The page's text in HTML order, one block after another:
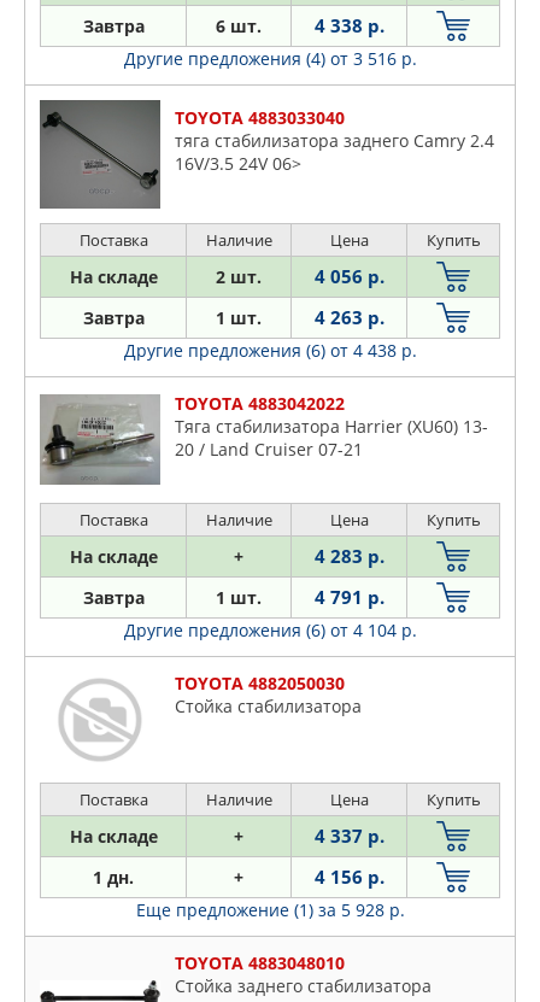
Wish
Yaris
Завтра 6 шт. 4 338 р.
Другие предложения (4) от 3 516 р.
TOYOTA 4883033040
тяга стабилизатора заднего Camry 2.4
16V/3.5 24V 06>
Поставка Наличие Цена Купить
На складе 2 шт. 4 056 р.
Завтра 1 шт. 4 263 р.
Другие предложения (6) от 4 438 р.
TOYOTA 4883042022
Тяга стабилизатора Harrier (XU60) 13-
20 / Land Cruiser 07-21
Поставка Наличие Цена Купить
На складе + 4 283 р.
Завтра 1 шт. 4 791 р.
Другие предложения (6) от 4 104 р.
TOYOTA 4882050030
Стойка стабилизатора
Поставка Наличие Цена Купить
На складе + 4 337 р.
1 дн. + 4 156 р.
Еще предложение (1) за 5 928 р.
TOYOTA 4883048010
Стойка заднего стабилизатора